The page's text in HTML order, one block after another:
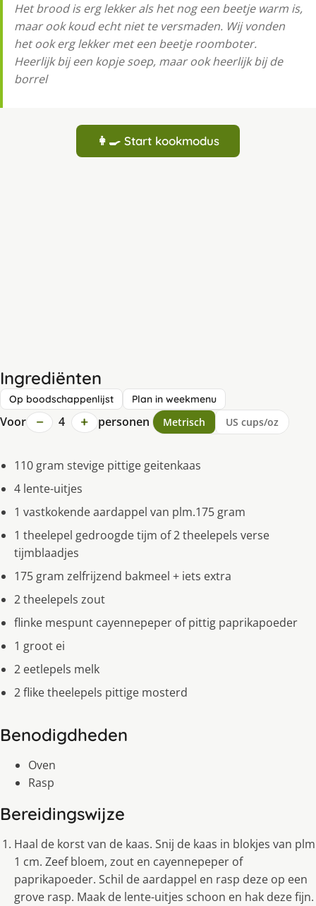
Het brood is erg lekker als het nog een beetje warm is,
maar ook koud echt niet te versmaden. Wij vonden
het ook erg lekker met een beetje roomboter.
Heerlijk bij een kopje soep, maar ook heerlijk bij de
borrel
👩‍🍳 Start kookmodus
Ingrediënten
Op boodschappenlijst Plan in weekmenu
Voor − 4 + personen Metrisch US cups/oz
110 gram stevige pittige geitenkaas
4 lente-uitjes
1 vastkokende aardappel van plm.175 gram
1 theelepel gedroogde tijm of 2 theelepels verse
tijmblaadjes
175 gram zelfrijzend bakmeel + iets extra
2 theelepels zout
flinke mespunt cayennepeper of pittig paprikapoeder
1 groot ei
2 eetlepels melk
2 flike theelepels pittige mosterd
Benodigdheden
Oven
Rasp
Bereidingswijze
Haal de korst van de kaas. Snij de kaas in blokjes van plm
1 cm. Zeef bloem, zout en cayennepeper of
paprikapoeder. Schil de aardappel en rasp deze op een
grove rasp. Maak de lente-uitjes schoon en hak deze fijn.